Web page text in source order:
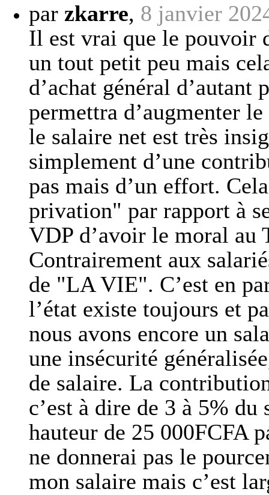
par zkarre, 8 janvier
Il est vrai que le pouvoir
un tout petit peu mais
d’achat général
permettra d’augmenter
le salaire net est très
simplement d’une
pas mais d’un effort.
privation" par rapport à
VDP d’avoir le moral au
Contrairement aux
de "LA VIE". C’est en
l’état existe toujours et
nous avons encore un
une insécurité
de salaire. La
c’est à dire de 3 à 5%
hauteur de 25 000FCFA
ne donnerai pas le
mon salaire mais c’est